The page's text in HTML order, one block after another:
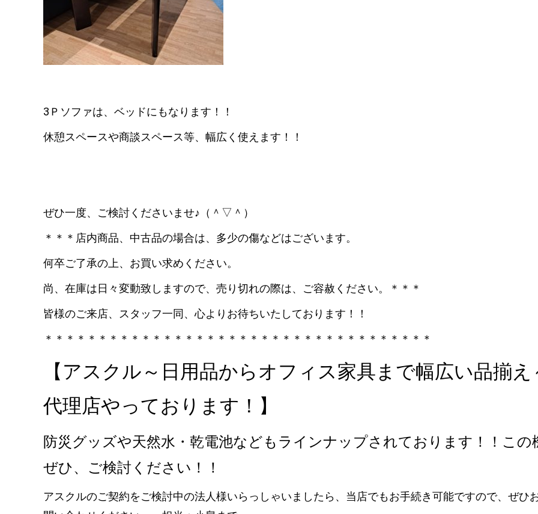
3Ｐソファは、ベッドにもなります！！
休憩スペースや商談スペース等、幅広く使えます！！
ぜひ一度、ご検討くださいませ♪（＾▽＾）
＊＊＊店内商品、中古品の場合は、多少の傷などはございます。
何卒ご了承の上、お買い求めください。
尚、在庫は日々変動致しますので、売り切れの際は、ご容赦ください。＊＊＊
皆様のご来店、スタッフ一同、心よりお待ちいたしております！！
＊＊＊＊＊＊＊＊＊＊＊＊＊＊＊＊＊＊＊＊＊＊＊＊＊＊＊＊＊＊＊＊＊＊＊＊
【アスクル～日用品からオフィス家具まで幅広い品揃え
代理店やっております！】
防災グッズや天然水・乾電池などもラインナップされております！！この
ぜひ、ご検討ください！！
アスクルのご契約をご検討中の法人様いらっしゃいましたら、当店でもお手続き可能ですので、ぜひ